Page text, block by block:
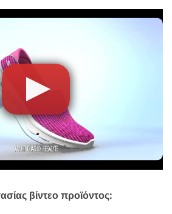
βίντεο προϊόντος: